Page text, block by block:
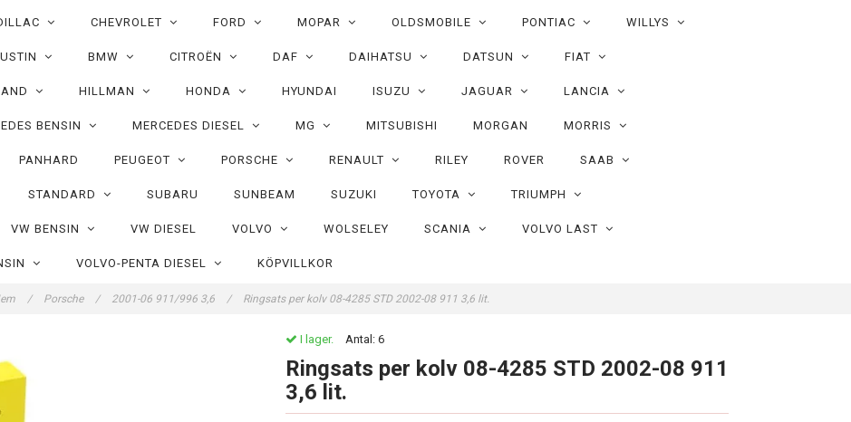
CHEVROLET FORD MOPAR OLDSMOBILE PONTIAC WILLYS
BMW CITROËN DAF DAIHATSU DATSUN FIAT
HILLMAN HONDA HYUNDAI ISUZU JAGUAR LANCIA
BENSIN MERCEDES DIESEL MG MITSUBISHI MORGAN MORRIS
PANHARD PEUGEOT PORSCHE RENAULT RILEY ROVER SAAB
STANDARD SUBARU SUNBEAM SUZUKI TOYOTA TRIUMPH
VW BENSIN VW DIESEL VOLVO WOLSELEY SCANIA VOLVO LAST
VOLVO-PENTA DIESEL KÖPVILLKOR
/ Porsche / 2001-06 911/996 3,6 / Ringsats per kolv 08-4285 STD 2002-08 911 3,6 lit.
I lager. Antal: 6
Ringsats per kolv 08-4285 STD 2002-08 911
3,6 lit.